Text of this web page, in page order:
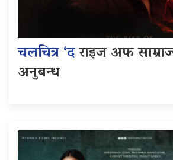
चलचित्र ‘दराइज अफ
अनुबन्ध